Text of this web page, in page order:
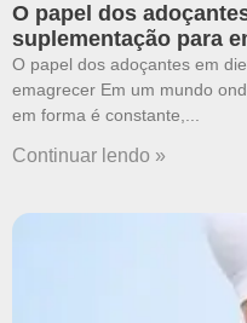
O papel dos
suplementação para
O papel dos adoçantes em
emagrecer Em um mundo
em forma é constante,
Continuar lendo »